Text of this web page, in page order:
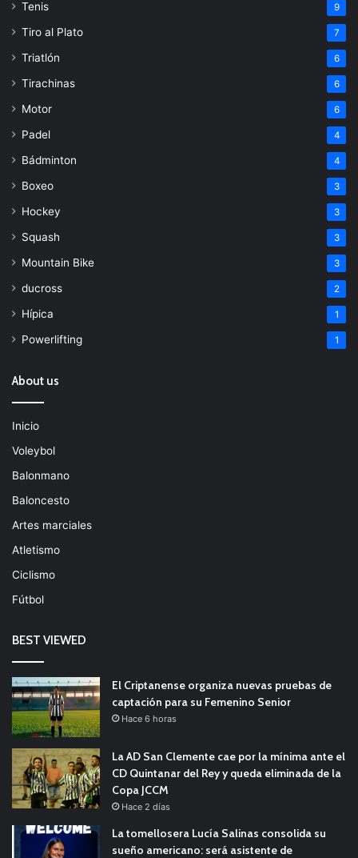
Tenis 9
Tiro al Plato 7
Triatlón 6
Tirachinas 6
Motor 6
Padel 4
Bádminton 4
Boxeo 3
Hockey 3
Squash 3
Mountain Bike 3
ducross 2
Hípica 1
Powerlifting 1
About us
Inicio
Voleybol
Balonmano
Baloncesto
Artes marciales
Atletismo
Ciclismo
Fútbol
BEST VIEWED
El Criptanense organiza nuevas pruebas de
captación para su Femenino Senior
Hace 6 horas
La AD San Clemente cae por la mínima ante el
CD Quintanar del Rey y queda eliminada de la
Copa JCCM
Hace 2 días
La tomellosera Lucía Salinas consolida su
sueño americano: será asistente de